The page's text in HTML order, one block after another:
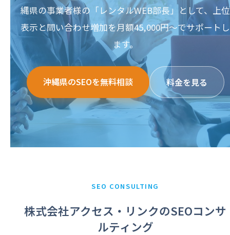
縄県の事業者様の「レンタルWEB部長」として、上位
表示と問い合わせ増加を月額45,000円〜でサポートし
ます。
沖縄県のSEOを無料相談 料金を見る
SEO CONSULTING
株式会社アクセス・リンクのSEOコンサ
ルティング